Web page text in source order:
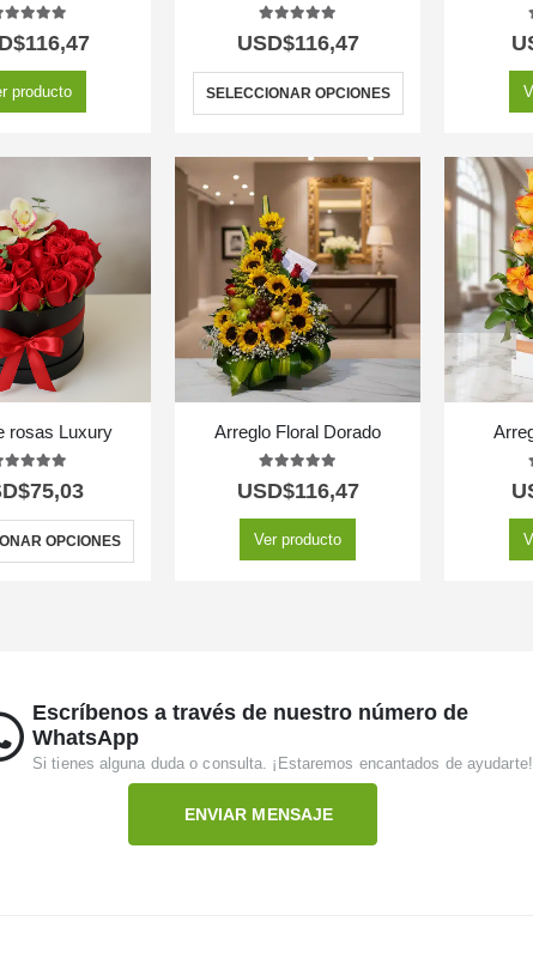
116,47
producto
USD$116,47
SELECCIONAR OPCIONES
rosas Luxury
out of 5
75,03
OPCIONES
Arreglo Floral Dorado
5.00out of 5
USD$116,47
Ver producto
Escríbenos a través de nuestro número de
WhatsApp
Si tienes alguna duda o consulta. ¡Estaremos encantados de
ENVIAR MENSAJE